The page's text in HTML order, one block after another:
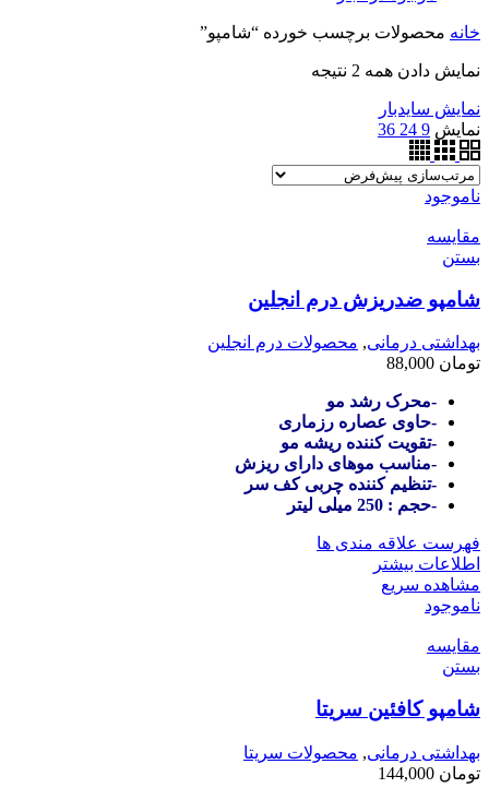
خانه محصولات برچسب خورده “شامپو”
نمایش دادن همه 2 نتیجه
نمایش سایدبار
نمایش 9
24
36
ناموجود
مقایسه
بستن
شامپو ضدریزش درم انجلین
بهداشتی درمانی, محصولات درم انجلین
تومان
-محرک رشد مو
-حاوی عصاره رزماری
-تقویت کننده ریشه مو
-مناسب موهای دارای ریزش
-تنظیم کننده چربی کف سر
-حجم : 250 میلی لیتر
فهرست علاقه مندی ها
اطلاعات بیشتر
مشاهده سریع
ناموجود
مقایسه
بستن
شامپو کافئین سریتا
بهداشتی درمانی, محصولات سریتا
تومان